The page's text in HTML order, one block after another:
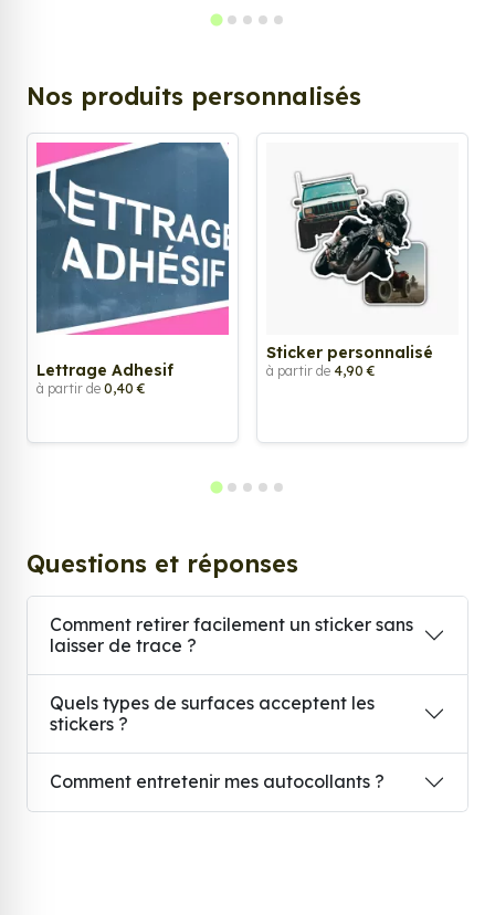
Nos produits personnalisés
Lettrage Adhesif
à partir de 0,40 €
Sticker personnalisé
à partir de 4,90 €
Questions et réponses
Comment retirer facilement un sticker sans
laisser de trace ?
Quels types de surfaces acceptent les
stickers ?
Comment entretenir mes autocollants ?